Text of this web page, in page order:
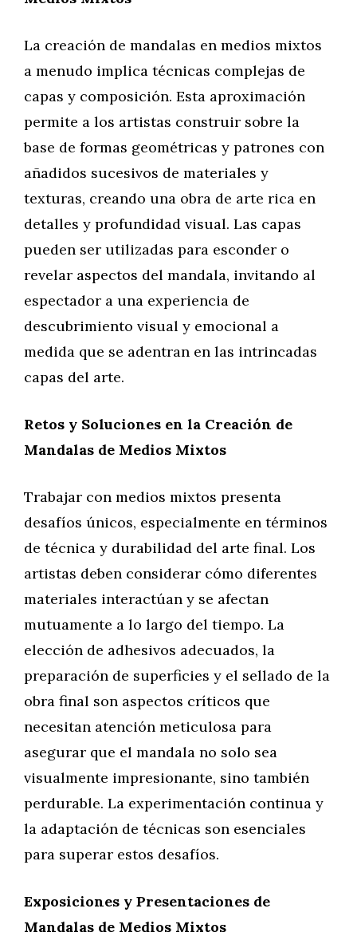
La creación de mandalas en medios mixtos
a menudo implica técnicas complejas de
capas y composición. Esta aproximación
permite a los artistas construir sobre la
base de formas geométricas y patrones con
añadidos sucesivos de materiales y
texturas, creando una obra de arte rica en
detalles y profundidad visual. Las capas
pueden ser utilizadas para esconder o
revelar aspectos del mandala, invitando al
espectador a una experiencia de
descubrimiento visual y emocional a
medida que se adentran en las intrincadas
capas del arte.
Retos y Soluciones en la Creación de
Mandalas de Medios Mixtos
Trabajar con medios mixtos presenta
desafíos únicos, especialmente en términos
de técnica y durabilidad del arte final. Los
artistas deben considerar cómo diferentes
materiales interactúan y se afectan
mutuamente a lo largo del tiempo. La
elección de adhesivos adecuados, la
preparación de superficies y el sellado de la
obra final son aspectos críticos que
necesitan atención meticulosa para
asegurar que el mandala no solo sea
visualmente impresionante, sino también
perdurable. La experimentación continua y
la adaptación de técnicas son esenciales
para superar estos desafíos.
Exposiciones y Presentaciones de
Mandalas de Medios Mixtos